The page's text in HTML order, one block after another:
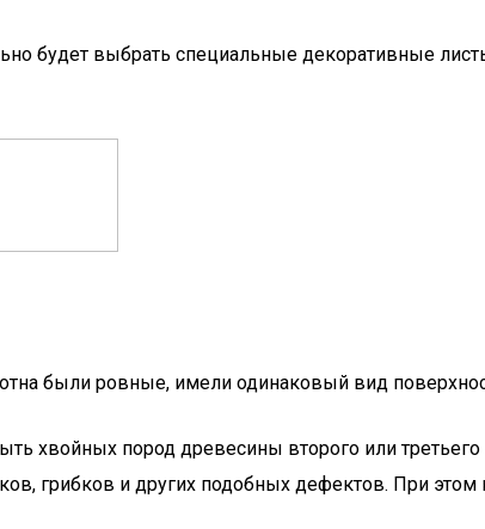
будет выбрать специальные декоративные
были ровные, имели одинаковый вид
хвойных пород древесины второго или третьего
грибков и других подобных дефектов. При